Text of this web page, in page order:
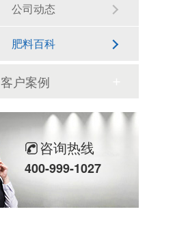
公司动态
肥料百科
客户案例
咨询热线
400-999-1027